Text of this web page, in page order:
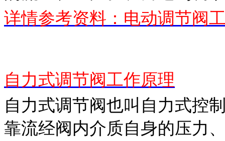
详情参考资料：电动调节阀
自力式调节阀工作原理
自力式调节阀也叫自力式控
靠流经阀内介质自身的压力